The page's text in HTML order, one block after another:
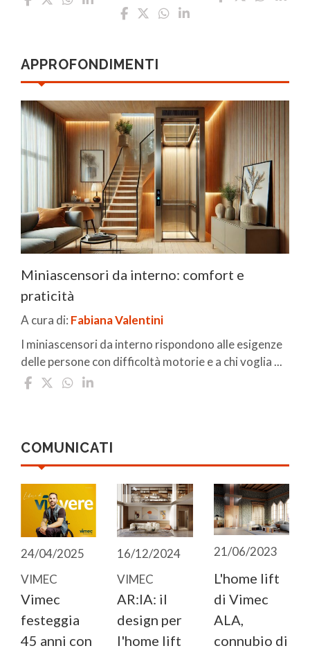
APPROFONDIMENTI
Miniascensori da interno: comfort e
praticità
A cura di: Fabiana Valentini
I miniascensori da interno rispondono alle esigenze
delle persone con difficoltà motorie e a chi voglia ...
COMUNICATI
24/04/2025
VIMEC
Vimec
festeggia
45 anni con
16/12/2024
VIMEC
AR:IA: il
design per
l'home lift
21/06/2023
L'home lift
di Vimec
ALA,
connubio di